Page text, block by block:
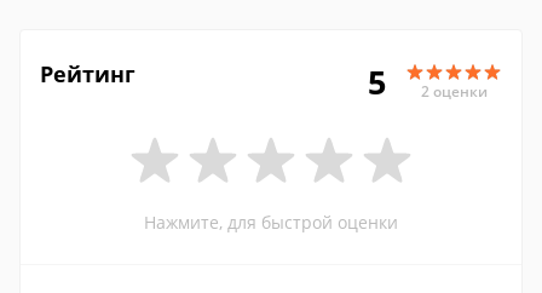
Рейтинг 5 2 оценки
Нажмите, для быстрой оценки